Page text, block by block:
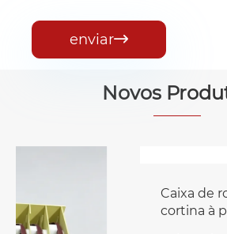
enviar
Novos